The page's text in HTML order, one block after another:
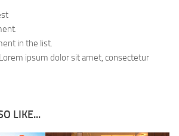
in the list.
ipsum dolor sit amet, consectetur
LIKE...